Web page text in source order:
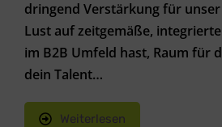
dringend Verstärkung für unser
Lust auf zeitgemäße,
im B2B Umfeld hast, Raum für
dein Talent…
Weiterlesen